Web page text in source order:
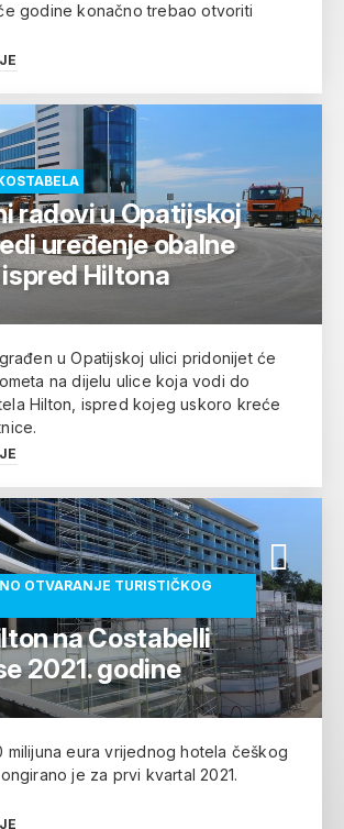
godine konačno trebao otvoriti
radovi u Opatijskoj
uređenje obalne
Hiltona
u Opatijskoj ulici pridonijet će
na dijelu ulice koja vodi do
Hilton, ispred kojeg uskoro kreće
OTVARANJE TURISTIČKOG
na Costabelli
2021. godine
milijuna eura vrijednog hotela češkog
je za prvi kvartal 2021.